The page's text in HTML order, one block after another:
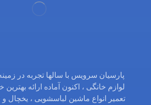
پارسیان سرویس با سالها تجربه در
لوازم خانگی ، اکنون آماده ارائه
تعمیر انواع ماشین لباسشویی ، یخچال